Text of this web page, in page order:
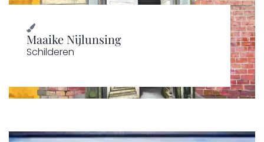
Maaike Nijlunsing
Schilderen